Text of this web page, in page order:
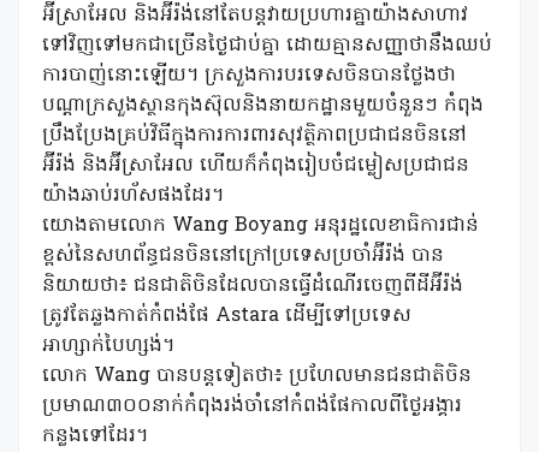
អ៊ីស្រាអែល និងអ៊ីរ៉ង់នៅតែបន្តវាយប្រហារគ្នាយ៉ាងសាហាវ
ទៅវិញទៅមកជាច្រើនថ្ងៃជាប់គ្នា ដោយគ្មានសញ្ញាថានឹងឈប់
ការបាញ់នោះឡើយ។ ក្រសួងការបរទេសចិនបានថ្លែងថា
បណ្ដាក្រសួងស្ថានកុងស៊ុលនិងនាយកដ្ឋានមួយចំនួនៗ កំពុង
ប្រឹងប្រែងគ្រប់វិធីក្នុងការការពារសុវត្ថិភាពប្រជាជនចិននៅ
អ៊ីរ៉ង់ និងអ៊ីស្រាអែល ហើយក៏កំពុងរៀបចំជម្លៀសប្រជាជន
យ៉ាងឆាប់រហ័សផងដែរ។
យោងតាមលោក Wang Boyang អនុរដ្ឋលេខាធិការជាន់
ខ្ពស់នៃសហព័ន្ធជនចិននៅក្រៅប្រទេសប្រចាំអ៊ីរ៉ង់ បាន
និយាយថា៖ ជនជាតិចិនដែលបានធ្វើដំណើរចេញពីដីអ៊ីរ៉ង់
ត្រូវតែឆ្លងកាត់កំពង់ផែ Astara ដើម្បីទៅប្រទេស
អាហ្សាក់បៃហ្សង់។
លោក Wang បានបន្តទៀតថា៖ ប្រហែលមានជនជាតិចិន
ប្រមាណ៣០០នាក់កំពុងរង់ចាំនៅកំពង់ផែកាលពីថ្ងៃអង្គារ
កន្លងទៅដែរ។